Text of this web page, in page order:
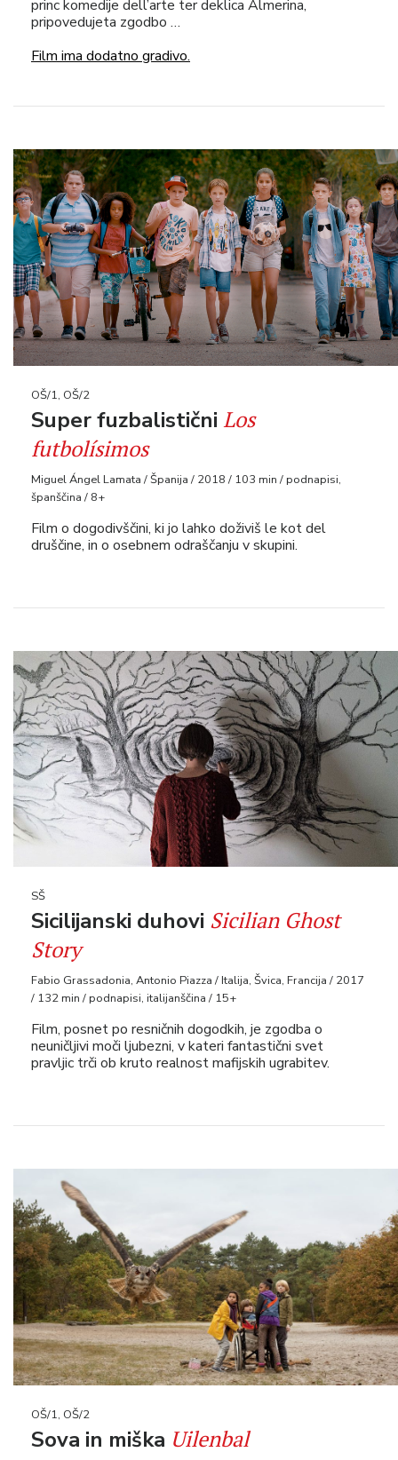
princ komedije dell’arte ter deklica Almerina,
pripovedujeta zgodbo …
Film ima dodatno gradivo.
OŠ/1, OŠ/2
Super fuzbalistični Los
futbolísimos
Miguel Ángel Lamata / Španija / 2018 / 103 min / podnapisi,
španščina / 8+
Film o dogodivščini, ki jo lahko doživiš le kot del
druščine, in o osebnem odraščanju v skupini.
SŠ
Sicilijanski duhovi Sicilian Ghost
Story
Fabio Grassadonia, Antonio Piazza / Italija, Švica, Francija / 2017
/ 132 min / podnapisi, italijanščina / 15+
Film, posnet po resničnih dogodkih, je zgodba o
neuničljivi moči ljubezni, v kateri fantastični svet
pravljic trči ob kruto realnost mafijskih ugrabitev.
OŠ/1, OŠ/2
Sova in miška Uilenbal